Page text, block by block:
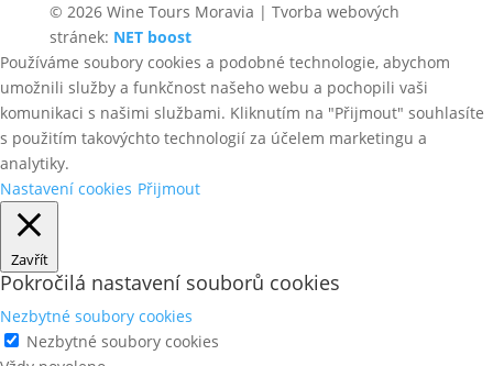
© 2026 Wine Tours Moravia | Tvorba webových
stránek: NET boost
Používáme soubory cookies a podobné technologie, abychom
umožnili služby a funkčnost našeho webu a pochopili vaši
komunikaci s našimi službami. Kliknutím na "Přijmout" souhlasíte
s použitím takovýchto technologií za účelem marketingu a
analytiky.
Nastavení cookies Přijmout
Zavřít
Pokročilá nastavení souborů cookies
Nezbytné soubory cookies
Nezbytné soubory cookies